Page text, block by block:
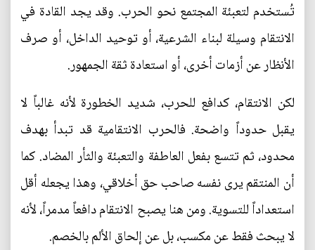
تُستخدم لتعبئة المجتمع نحو الحرب. وقد يجد القادة في
الانتقام وسيلة لبناء الشرعية، أو توحيد الداخل، أو صرف
الأنظار عن أزمات أخرى، أو استعادة ثقة الجمهور.
لكن الانتقام، كدافع للحرب، شديد الخطورة لأنه غالباً لا
يقبل حدوداً واضحة. فالحرب الانتقامية قد تبدأ بهدف
محدود، ثم تتسع بفعل العاطفة والتعبئة والثأر المضاد. كما
أن المنتقم يرى نفسه صاحب حق أخلاقي، وهذا يجعله أقل
استعداداً للتسوية. ومن هنا يصبح الانتقام دافعاً مدمراً، لأنه
لا يبحث فقط عن مكسب، بل عن إلحاق الألم بالخصم.